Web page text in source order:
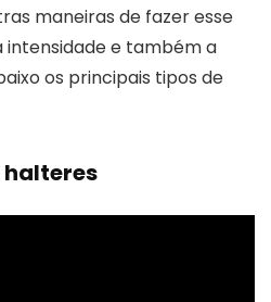
maneiras de fazer esse
e também a
os principais tipos de
halteres